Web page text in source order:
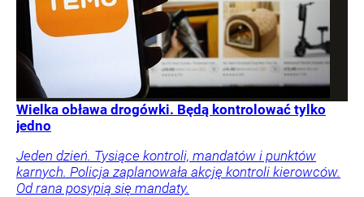
Wielka obława drogówki. Będą kontrolować tylko
jedno
Jeden dzień. Tysiące kontroli, mandatów i punktów
karnych. Policja zaplanowała akcję kontroli kierowców.
Od rana posypią się mandaty.